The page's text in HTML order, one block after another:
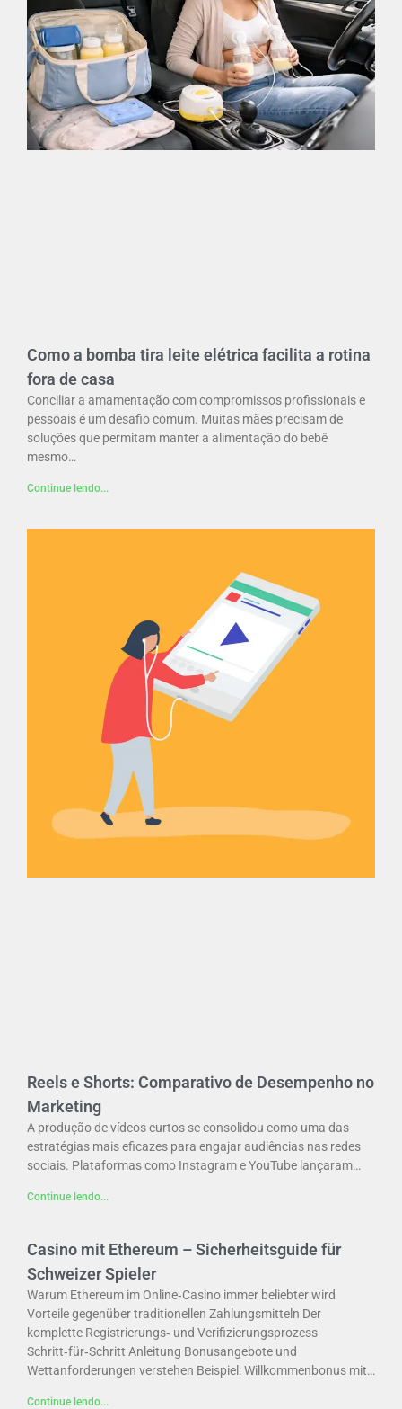
Como a bomba tira leite elétrica facilita a rotina
fora de casa
Conciliar a amamentação com compromissos profissionais e
pessoais é um desafio comum. Muitas mães precisam de
soluções que permitam manter a alimentação do bebê
mesmo…
Continue lendo...
Reels e Shorts: Comparativo de Desempenho no
Marketing
A produção de vídeos curtos se consolidou como uma das
estratégias mais eficazes para engajar audiências nas redes
sociais. Plataformas como Instagram e YouTube lançaram…
Continue lendo...
Casino mit Ethereum – Sicherheitsguide für
Schweizer Spieler
Warum Ethereum im Online‑Casino immer beliebter wird
Vorteile gegenüber traditionellen Zahlungsmitteln Der
komplette Registrierungs‑ und Verifizierungsprozess
Schritt‑für‑Schritt Anleitung Bonusangebote und
Wettanforderungen verstehen Beispiel: Willkommenbonus mit…
Continue lendo...